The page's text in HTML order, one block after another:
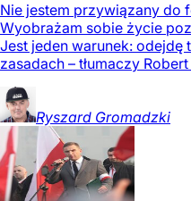
Nie jestem przywiązany do
Wyobrażam sobie życie
Jest jeden warunek:
zasadach – tłumaczy
Ryszard Gromadzki